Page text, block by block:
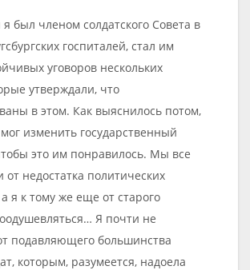
был членом солдатского Совета в
госпиталей, стал им
уговоров нескольких
утверждали, что
в этом. Как выяснилось потом,
изменить государственный
это им понравилось. Мы все
от недостатка политических
я к тому же еще от старого
Я почти не
подавляющего большинства
которым, разумеется, надоела